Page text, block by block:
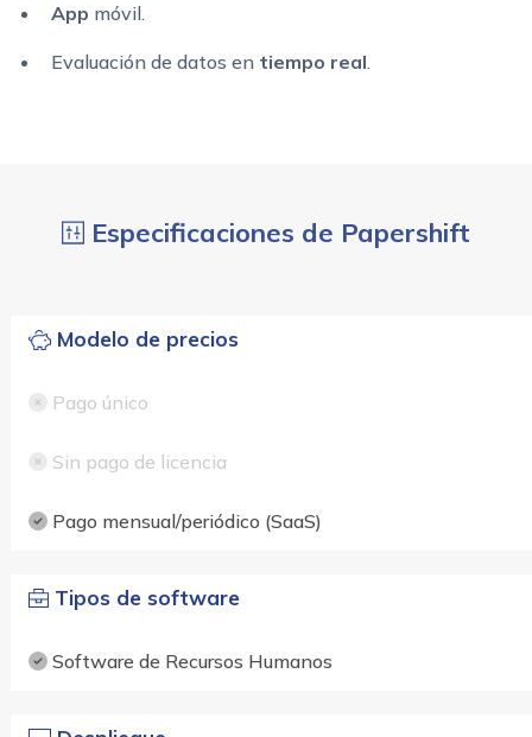
App móvil.
Evaluación de datos en tiempo real.
Especificaciones de Papershift
Modelo de precios
Pago único
Sin pago de licencia
Pago mensual/periódico (SaaS)
Tipos de software
Software de Recursos Humanos